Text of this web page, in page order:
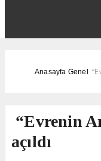
Anasayfa Genel
“Evrenin
açıldı